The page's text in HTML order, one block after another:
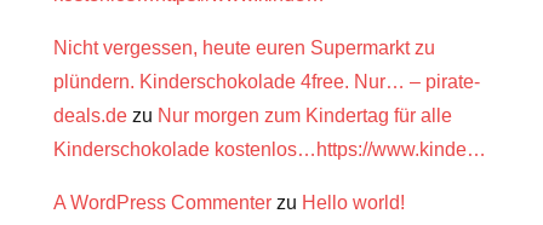
Nicht vergessen, heute euren Supermarkt zu
plündern. Kinderschokolade 4free. Nur… – pirate-
deals.de zu Nur morgen zum Kindertag für alle
Kinderschokolade kostenlos…https://www.kinde…
A WordPress Commenter zu Hello world!